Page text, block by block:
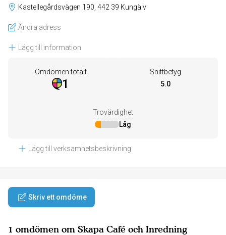
Kastellegårdsvägen 190, 442 39 Kungälv
Ändra adress
Lägg till information
Omdömen totalt
1
Snittbetyg
5.0
Trovärdighet
Låg
Lägg till verksamhetsbeskrivning
Skriv ett omdöme
1 omdömen om Skapa Café och Inredning